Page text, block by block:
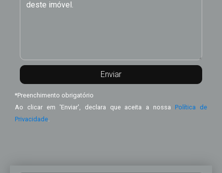
*Preenchimento obrigatório
Ao clicar em 'Enviar', declara que aceita a nossaPolítica de
Privacidade